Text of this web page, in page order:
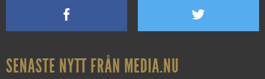
SENASTE NYTT FRÅN MEDIA.NU